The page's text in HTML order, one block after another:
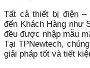
Tất cả thiết bị điện –
đến Khách Hàng như
đều được nhập mẫu
Tại TPNewtech,
giải pháp tốt và tiết